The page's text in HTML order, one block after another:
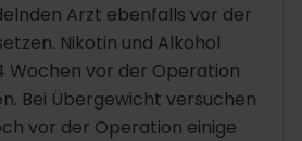
Arzt ebenfalls vor der
Nikotin und Alkohol
Wochen vor der Operation
Bei Übergewicht versuchen
vor der Operation einige